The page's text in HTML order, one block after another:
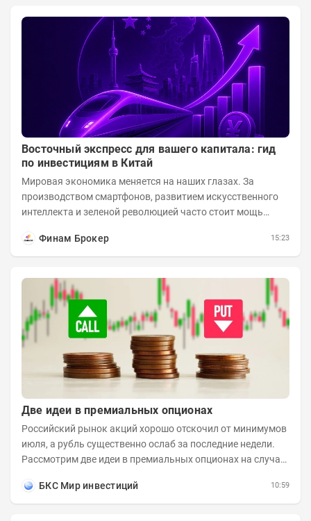
Восточный экспресс для вашего капитала: гид
по инвестициям в Китай
Мировая экономика меняется на наших глазах. За
производством смартфонов, развитием искусственного
интеллекта и зеленой революцией часто стоит мощь
Финам Брокер
15:23
Две идеи в премиальных опционах
Российский рынок акций хорошо отскочил от минимумов
июля, а рубль существенно ослаб за последние недели.
Рассмотрим две идеи в премиальных опционах на случай
БКС Мир инвестиций
10:59